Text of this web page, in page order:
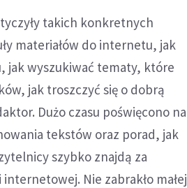
takich konkretnych
materiałów do internetu, jak
jak wyszukiwać tematy, które
jak troszczyć się o dobrą
Dużo czasu poświęcono na
tekstów oraz porad, jak
szybko znajdą za
Nie zabrakło małej